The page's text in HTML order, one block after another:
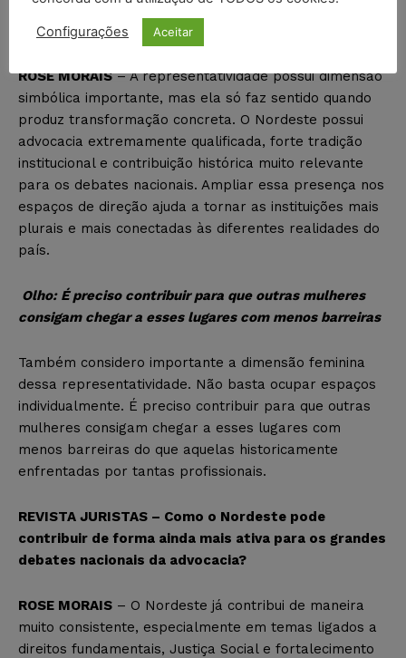
Geral da OAB Nacional. Qual a importância simbólica
e prática dessa representatividade?
ROSE MORAIS– A representatividade possui dimensão
simbólica importante, mas ela só faz sentido quando
produz transformação concreta. O Nordeste possui
advocacia extremamente qualificada, forte tradição
institucional e contribuição histórica muito relevante
para os debates nacionais. Ampliar essa presença nos
espaços de direção ajuda a tornar as instituições mais
plurais e mais conectadas às diferentes realidades do
país.
Olho: É preciso contribuir para que outras mulheres
consigam chegar a esses lugares com menos barreiras
Também considero importante a dimensão feminina
dessa representatividade. Não basta ocupar espaços
individualmente. É preciso contribuir para que outras
mulheres consigam chegar a esses lugares com
menos barreiras do que aquelas historicamente
enfrentadas por tantas profissionais.
REVISTA JURISTAS – Como o Nordeste pode
contribuir de forma ainda mais ativa para os grandes
debates nacionais da advocacia?
ROSE MORAIS – O Nordeste já contribui de maneira
muito consistente, especialmente em temas ligados a
direitos fundamentais, Justiça Social e fortalecimento
Configurações Aceitar